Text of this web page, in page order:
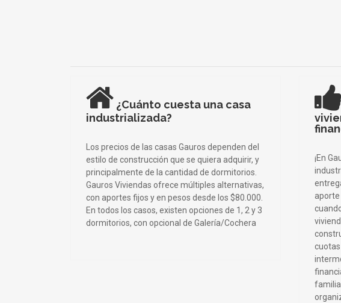
¿Cuánto cuesta una casa
industrializada?
Los precios de las casas Gauros dependen del
estilo de construcción que se quiera adquirir, y
principalmente de la cantidad de dormitorios.
Gauros Viviendas ofrece múltiples alternativas,
con aportes fijos y en pesos desde los $80.000.
En todos los casos, existen opciones de 1, 2 y 3
dormitorios, con opcional de Galería/Cochera
¡En
aporte